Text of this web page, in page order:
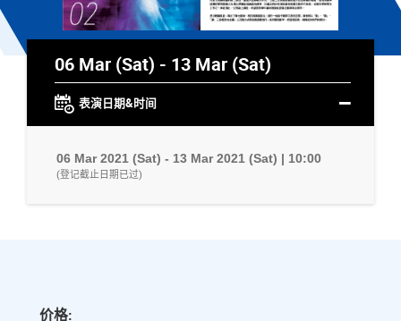
06 Mar (Sat) - 13 Mar (Sat)
表演日期&时间
06 Mar 2021 (Sat) - 13 Mar 2021 (Sat) | 10:00
(登记截止日期已过)
价格: